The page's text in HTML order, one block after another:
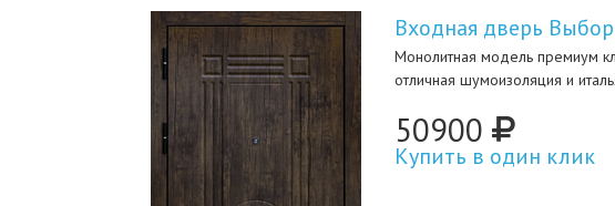
Входная дверь
Монолитная модель премиум
отличная шумоизоляция и
50900
Купить в один клик